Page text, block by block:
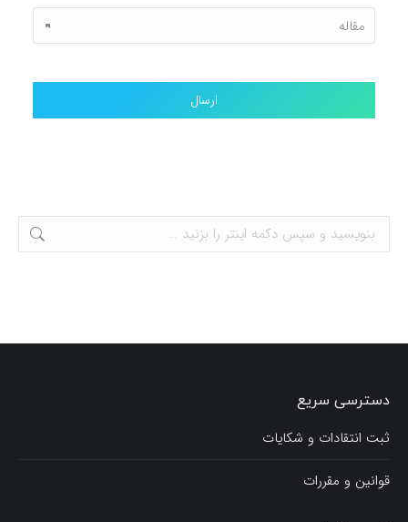
دسترسی سریع
ثبت انتقادات و شکایات
قوانین و مقررات